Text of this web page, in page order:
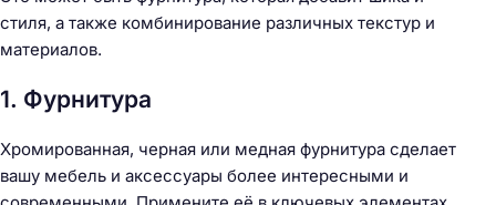
стиля, а также комбинирование различных текстур и
материалов.
1. Фурнитура
Хромированная, черная или медная фурнитура сделает
вашу мебель и аксессуары более интересными и